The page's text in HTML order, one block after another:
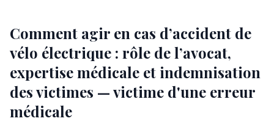
Comment agir en cas d’accident de
vélo électrique : rôle de l’avocat,
expertise médicale et indemnisation
des victimes — victime d'une erreur
médicale